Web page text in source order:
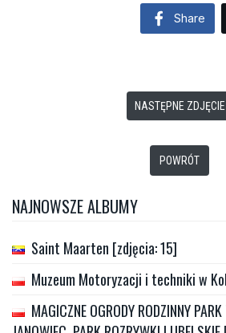
Share
NASTĘPNE ZDJĘCIE
POWRÓT
NAJNOWSZE ALBUMY
Saint Maarten [zdjęcia: 15]
Muzeum Motoryzacji i techniki w
MAGICZNE OGRODY RODZINNY